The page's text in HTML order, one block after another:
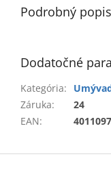
Podrobný popis
Dodatočné
Kategória:
Záruka:
24
EAN:
Z